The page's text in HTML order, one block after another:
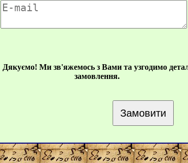
Дякуємо! Ми зв'яжемось з Вами та узгодимо
замовлення.